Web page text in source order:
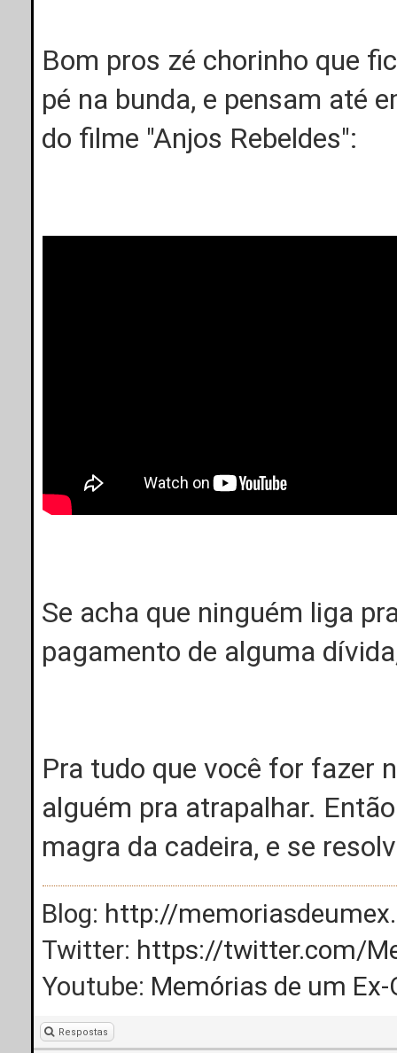
Bom pros zé chorinho que
pé na bunda, e pensam até
do filme "Anjos Rebeldes":
Se acha que ninguém liga
pagamento de alguma
Pra tudo que você for fazer
alguém pra atrapalhar.
magra da cadeira, e se
Blog: http://
Twitter: https://twitter.com/
Youtube: Memórias de um
Respostas